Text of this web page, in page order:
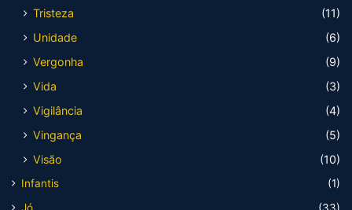
Tristeza
(11)
Unidade
(6)
Vergonha
(9)
Vida
(3)
Vigilância
(4)
Vingança
(5)
Visão
(10)
Infantis
(1)